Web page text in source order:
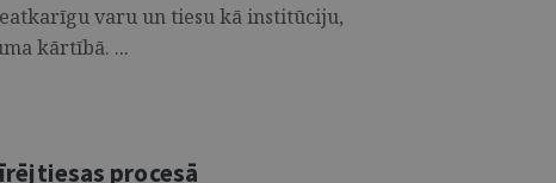
varu un tiesu kā institūciju,
kārtībā. ...
procesā